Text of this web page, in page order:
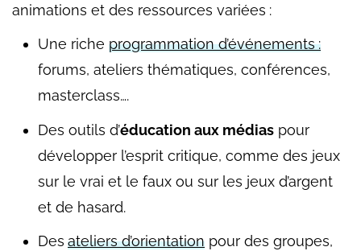
animations et des ressources variées :
Une riche programmation d’événements:
forums, ateliers thématiques, conférences,
masterclass….
Des outils d’éducation aux médias pour
développer l’esprit critique, comme des jeux
sur le vrai et le faux ou sur les jeux d’argent
et de hasard.
Des ateliers d’orientation pour des groupes,